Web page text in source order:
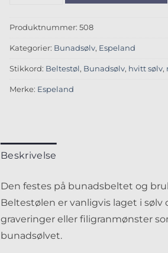
Produktnummer: 508
Kategorier: Bunadsølv, Espeland
Stikkord: Beltestøl, Bunadsølv, hvitt sølv,
Merke: Espeland
Beskrivelse
Den festes på bunadsbeltet og
Beltestølen er vanligvis laget i
graveringer eller filigranmønster
bunadsølvet.